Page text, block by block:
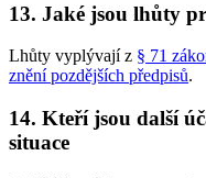
13. Jaké jsou lhůty
Lhůty vyplývají z § 71
znění pozdějších předpisů.
14. Kteří jsou další
situace